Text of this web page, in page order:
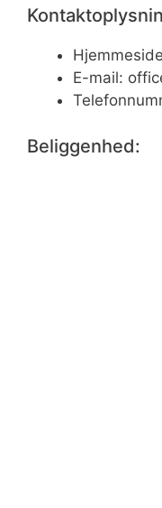
E-mail:
Beliggenhed: